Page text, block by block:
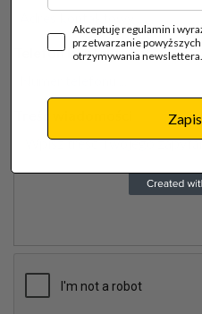
Telefon kontaktowy
Akceptuję regulamin i
przetwarzanie
otrzymywania newslettera.